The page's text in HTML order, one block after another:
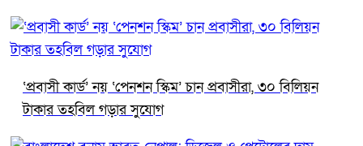
‘প্রবাসী কার্ড’ নয় ‘পেনশন স্কিম’ চান প্রবাসীরা, ৩০ বিলিয়ন
টাকার তহবিল গড়ার সুযোগ